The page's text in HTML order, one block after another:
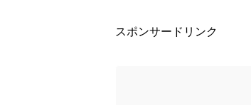
スポンサードリンク